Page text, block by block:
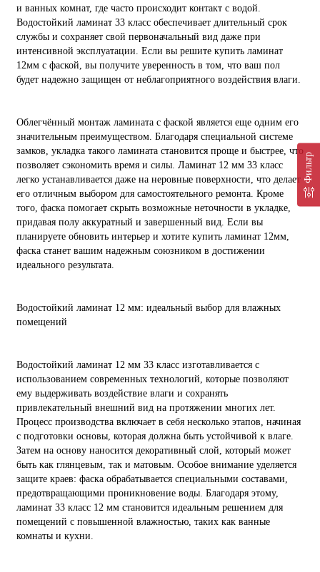
Фильтр
и ванных комнат, где часто происходит контакт с водой.
Водостойкий ламинат 33 класс обеспечивает длительный срок
службы и сохраняет свой первоначальный вид даже при
интенсивной эксплуатации. Если вы решите купить ламинат
12мм с фаской, вы получите уверенность в том, что ваш пол
будет надежно защищен от неблагоприятного воздействия влаги.
Облегчённый монтаж ламината с фаской является еще одним его
значительным преимуществом. Благодаря специальной системе
замков, укладка такого ламината становится проще и быстрее, что
позволяет сэкономить время и силы. Ламинат 12 мм 33 класс
легко устанавливается даже на неровные поверхности, что делает
его отличным выбором для самостоятельного ремонта. Кроме
того, фаска помогает скрыть возможные неточности в укладке,
придавая полу аккуратный и завершенный вид. Если вы
планируете обновить интерьер и хотите купить ламинат 12мм,
фаска станет вашим надежным союзником в достижении
идеального результата.
Водостойкий ламинат 12 мм: идеальный выбор для влажных
помещений
Водостойкий ламинат 12 мм 33 класс изготавливается с
использованием современных технологий, которые позволяют
ему выдерживать воздействие влаги и сохранять
привлекательный внешний вид на протяжении многих лет.
Процесс производства включает в себя несколько этапов, начиная
с подготовки основы, которая должна быть устойчивой к влаге.
Затем на основу наносится декоративный слой, который может
быть как глянцевым, так и матовым. Особое внимание уделяется
защите краев: фаска обрабатывается специальными составами,
предотвращающими проникновение воды. Благодаря этому,
ламинат 33 класс 12 мм становится идеальным решением для
помещений с повышенной влажностью, таких как ванные
комнаты и кухни.